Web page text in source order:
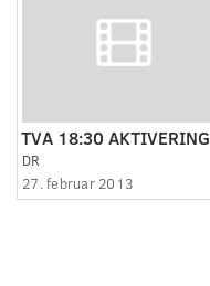
TVA 18:30 AKTIVERING
DR
27. februar 2013